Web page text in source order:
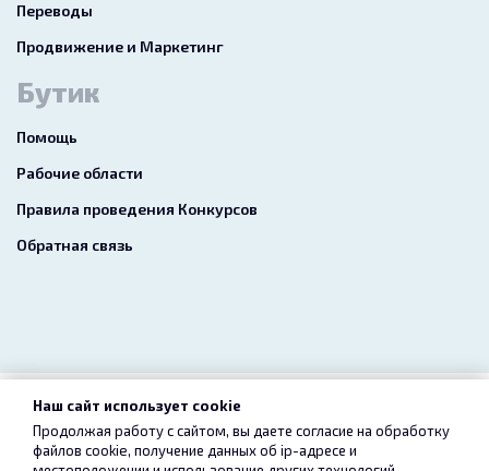
Переводы
Продвижение и Маркетинг
Бутик
Помощь
Рабочие области
Правила проведения Конкурсов
Обратная связь
2026 freelance.boutique
Пользовательское соглашение Конфиденциальность
Наш сайт использует cookie
Продолжая работу с сайтом, вы даете согласие на обработку
файлов cookie, получение данных об ip-адресе и